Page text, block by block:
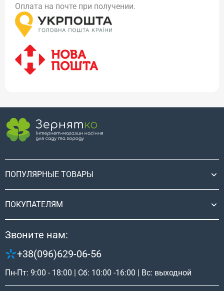
Оплата на почте при получении.
ПОПУЛЯРНЫЕ ТОВАРЫ
ПОКУПАТЕЛЯМ
Звоните нам:
+38(096)629-06-56
Пн-Пт: 9:00 - 18:00 | Сб: 10:00 -16:00 | Вс: выходной